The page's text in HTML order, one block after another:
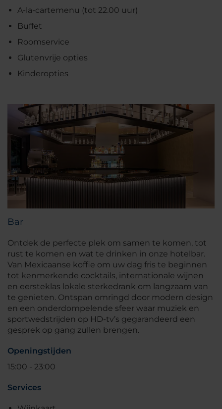
A-la-cartemenu (tot 22.00 uur)
Buffet
Roomservice
Glutenvrije opties
Kinderopties
Bar
Ontdek de perfecte plek om samen te komen, tot
rust te komen en wat te drinken in onze hotelbar.
Van Mexicaanse koffie om uw dag fris te beginnen
tot kenmerkende cocktails, internationale wijnen
en eersteklas lokale sterkedrank om langzaam van
te genieten. Ontspan omringd door modern design
en een onderdompelende sfeer waar muziek en
sportwedstrijden op HD-tv’s gegarandeerd een
gesprek op gang zullen brengen.
Openingstijden
15:00 - 23:00
Services